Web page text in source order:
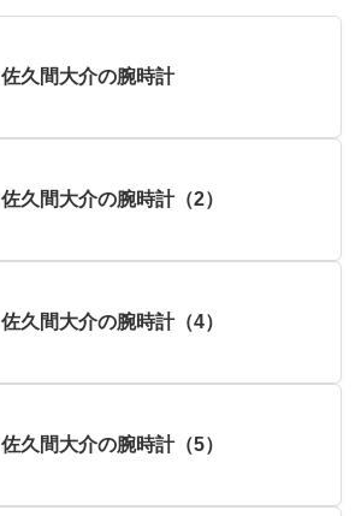
佐久間大介の腕時計
佐久間大介の腕時計（2）
佐久間大介の腕時計（4）
佐久間大介の腕時計（5）